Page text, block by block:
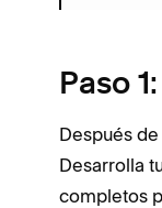
Paso
Después de
Desarrolla
completos